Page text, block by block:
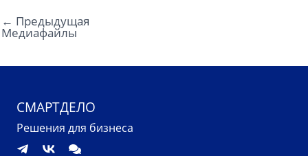
← Предыдущая
Медиафайлы
СМАРТДЕЛО
Решения для бизнеса